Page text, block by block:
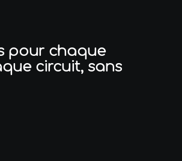
pour chaque
circuit, sans